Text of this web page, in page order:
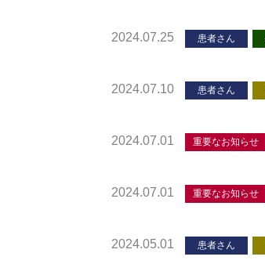
2024.07.25 患者さん
2024.07.10 患者さん
2024.07.01 重要なお知らせ
2024.07.01 重要なお知らせ
2024.05.01 患者さん